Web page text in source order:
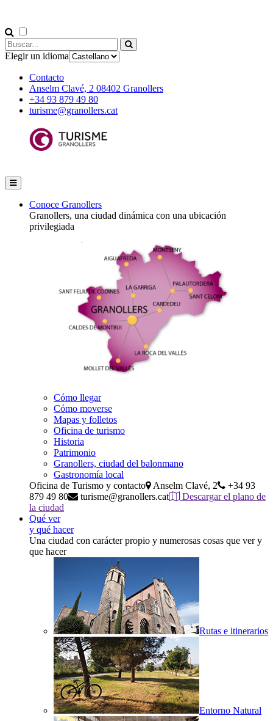
Elegir un idioma
Contacto
Anselm Clavé, 2 08402 Granollers
+34 93 879 49 80
turisme@granollers.cat
Conoce Granollers
Granollers, una ciudad dinámica con una ubicación
privilegiada
Cómo llegar
Cómo moverse
Mapas y folletos
Oficina de turismo
Historia
Patrimonio
Granollers, ciudad del balonmano
Gastronomía local
Oficina de Turismo y contacto
Anselm Clavé, 2
+34 93
879 49 80
turisme@granollers.cat
Descargar el plano de
la ciudad
Qué ver
y qué hacer
Una ciudad con carácter propio y numerosas cosas que ver y
que hacer
Rutas e itinerarios
Entorno Natural